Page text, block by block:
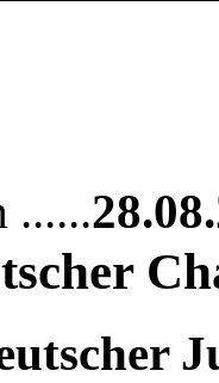
......